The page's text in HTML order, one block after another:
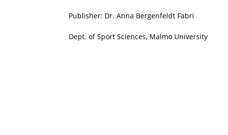
Publisher: Dr. Anna Bergenfeldt Fabri
Dept. of Sport Sciences, Malmö University